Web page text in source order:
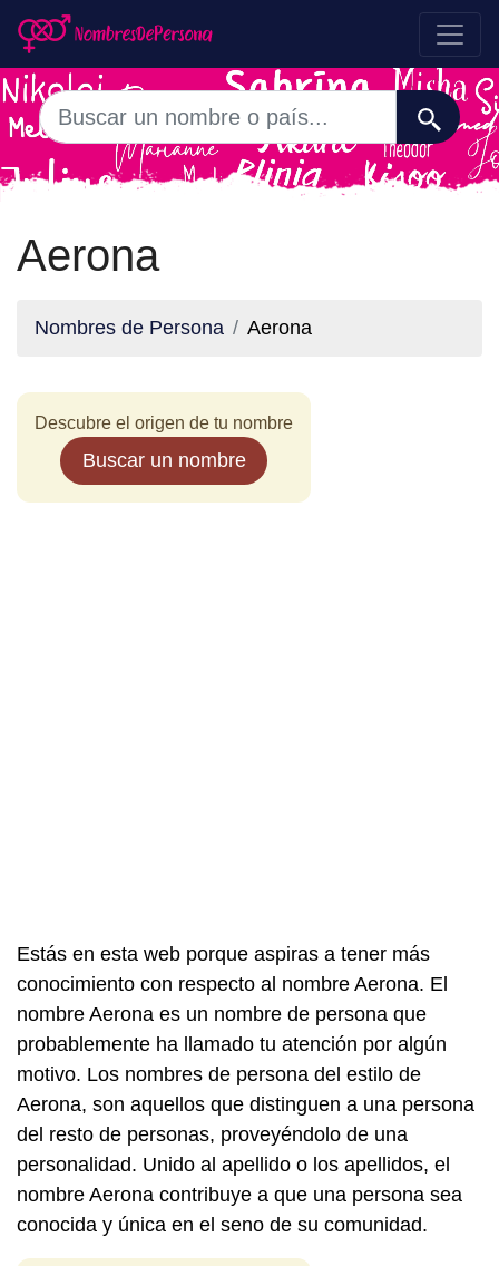
Aerona
Nombres de Persona Aerona
Descubre el origen de tu nombre
Buscar un nombre
Estás en esta web porque aspiras a tener más
conocimiento con respecto al nombre Aerona. El
nombre Aerona es un nombre de persona que
probablemente ha llamado tu atención por algún
motivo. Los nombres de persona del estilo de
Aerona, son aquellos que distinguen a una persona
del resto de personas, proveyéndolo de una
personalidad. Unido al apellido o los apellidos, el
nombre Aerona contribuye a que una persona sea
conocida y única en el seno de su comunidad.